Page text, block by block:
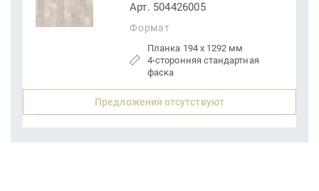
Арт. 504426005
Формат
Планка 194 x 1292 мм
4-сторонняя стандартная
фаска
Предложения отсутствуют